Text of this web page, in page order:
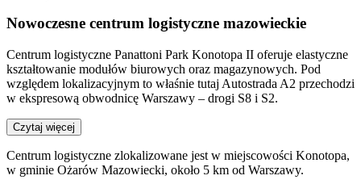
Nowoczesne centrum logistyczne mazowieckie
Centrum logistyczne Panattoni Park Konotopa II oferuje elastyczne
kształtowanie modułów biurowych oraz magazynowych. Pod
względem lokalizacyjnym to właśnie tutaj Autostrada A2 przechodzi
w ekspresową obwodnicę Warszawy – drogi S8 i S2.
Czytaj więcej
Centrum logistyczne zlokalizowane jest w miejscowości Konotopa,
w gminie Ożarów Mazowiecki, około 5 km od Warszawy.